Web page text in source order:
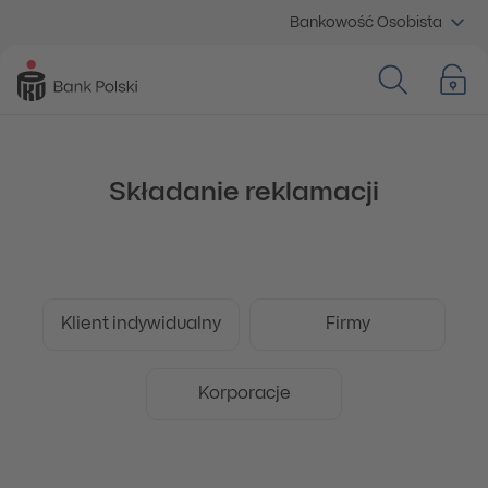
Bankowość Osobista
Składanie reklamacji
Klient indywidualny Firmy
Korporacje